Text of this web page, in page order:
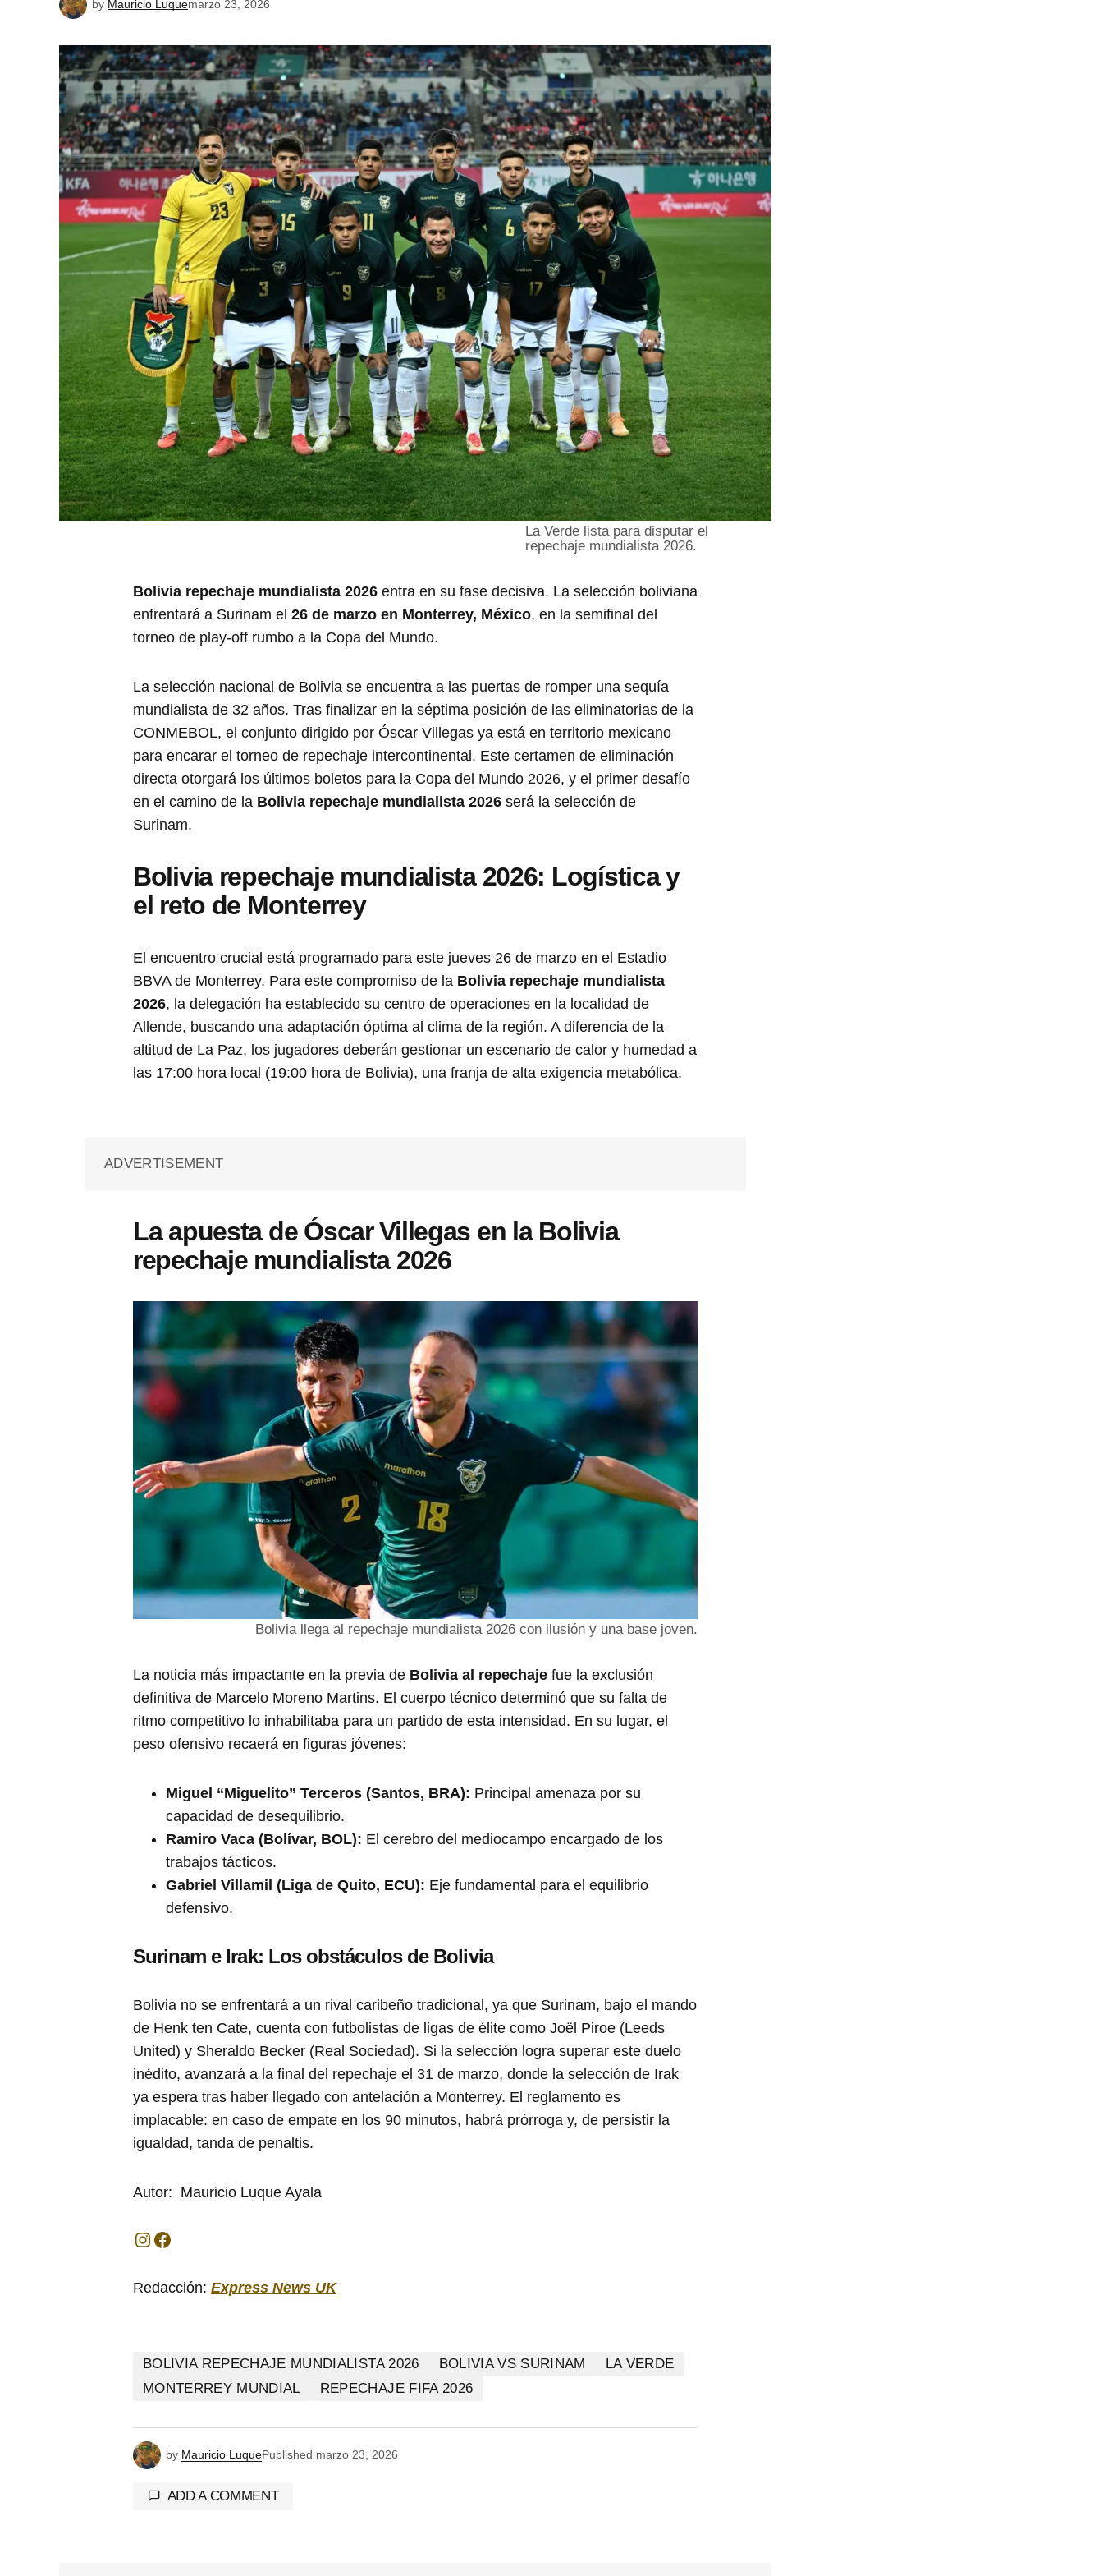
by Mauricio Luquemarzo 23, 2026
La Verde lista para disputar el
repechaje mundialista 2026.
Bolivia repechaje mundialista 2026 entra en su fase decisiva. La selección boliviana
enfrentará a Surinam el 26 de marzo en Monterrey, México, en la semifinal del
torneo de play-off rumbo a la Copa del Mundo.
La selección nacional de Bolivia se encuentra a las puertas de romper una sequía
mundialista de 32 años. Tras finalizar en la séptima posición de las eliminatorias de la
CONMEBOL, el conjunto dirigido por Óscar Villegas ya está en territorio mexicano
para encarar el torneo de repechaje intercontinental. Este certamen de eliminación
directa otorgará los últimos boletos para la Copa del Mundo 2026, y el primer desafío
en el camino de la Bolivia repechaje mundialista 2026 será la selección de
Surinam.
Bolivia repechaje mundialista 2026: Logística y
el reto de Monterrey
El encuentro crucial está programado para este jueves 26 de marzo en el Estadio
BBVA de Monterrey. Para este compromiso de la Bolivia repechaje mundialista
2026, la delegación ha establecido su centro de operaciones en la localidad de
Allende, buscando una adaptación óptima al clima de la región. A diferencia de la
altitud de La Paz, los jugadores deberán gestionar un escenario de calor y humedad a
las 17:00 hora local (19:00 hora de Bolivia), una franja de alta exigencia metabólica.
ADVERTISEMENT
La apuesta de Óscar Villegas en la Bolivia
repechaje mundialista 2026
Bolivia llega al repechaje mundialista 2026 con ilusión y una base joven.
La noticia más impactante en la previa de Bolivia al repechaje fue la exclusión
definitiva de Marcelo Moreno Martins. El cuerpo técnico determinó que su falta de
ritmo competitivo lo inhabilitaba para un partido de esta intensidad. En su lugar, el
peso ofensivo recaerá en figuras jóvenes:
Miguel “Miguelito” Terceros (Santos, BRA): Principal amenaza por su
capacidad de desequilibrio.
Ramiro Vaca (Bolívar, BOL): El cerebro del mediocampo encargado de los
trabajos tácticos.
Gabriel Villamil (Liga de Quito, ECU): Eje fundamental para el equilibrio
defensivo.
Surinam e Irak: Los obstáculos de Bolivia
Bolivia no se enfrentará a un rival caribeño tradicional, ya que Surinam, bajo el mando
de Henk ten Cate, cuenta con futbolistas de ligas de élite como Joël Piroe (Leeds
United) y Sheraldo Becker (Real Sociedad). Si la selección logra superar este duelo
inédito, avanzará a la final del repechaje el 31 de marzo, donde la selección de Irak
ya espera tras haber llegado con antelación a Monterrey. El reglamento es
implacable: en caso de empate en los 90 minutos, habrá prórroga y, de persistir la
igualdad, tanda de penaltis.
Autor: Mauricio Luque Ayala
Redacción: Express News UK
BOLIVIA REPECHAJE MUNDIALISTA 2026 BOLIVIA VS SURINAM
LA VERDE
MONTERREY MUNDIAL
REPECHAJE FIFA 2026
by Mauricio LuquePublished marzo 23, 2026
ADD A COMMENT